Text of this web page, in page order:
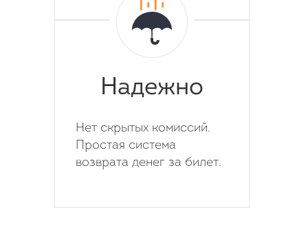
Надежно
Нет скрытых комиссий.
Простая система
возврата денег за билет.